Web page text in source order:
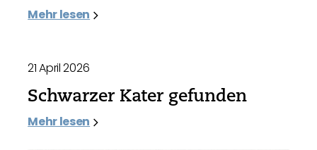
Mehr lesen
21 April 2026
Schwarzer Kater gefunden
Mehr lesen